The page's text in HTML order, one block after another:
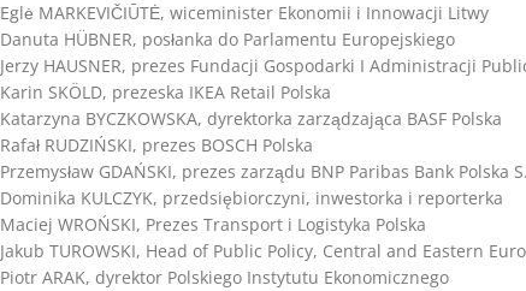
Eglė MARKEVIČIŪTĖ, wiceminister Ekonomii i Innowacji Litwy
Danuta HÜBNER, posłanka do Parlamentu Europejskiego
Jerzy HAUSNER, prezes Fundacji Gospodarki I Administracji
Karin SKÖLD, prezeska IKEA Retail Polska
Katarzyna BYCZKOWSKA, dyrektorka zarządzająca BASF Polska
Rafał RUDZIŃSKI, prezes BOSCH Polska
Przemysław GDAŃSKI, prezes zarządu BNP Paribas Bank Polska
Dominika KULCZYK, przedsiębiorczyni, inwestorka i reporterka
Maciej WROŃSKI, Prezes Transport i Logistyka Polska
Jakub TUROWSKI, Head of Public Policy, Central and Eastern
Piotr ARAK, dyrektor Polskiego Instytutu Ekonomicznego